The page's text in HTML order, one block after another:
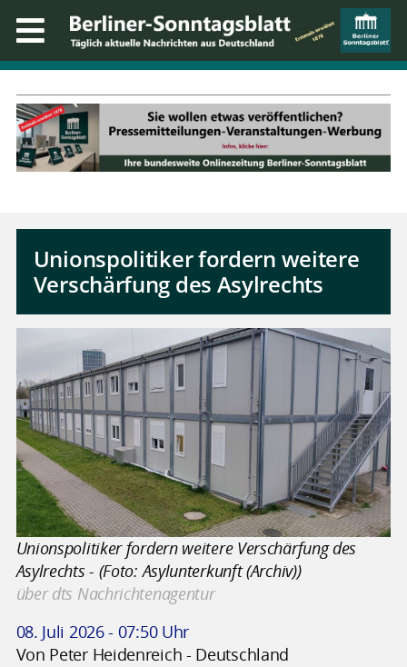
Unionspolitiker fordern weitere
Verschärfung des Asylrechts
Unionspolitiker fordern weitere Verschärfung des
Asylrechts - (Foto: Asylunterkunft (Archiv))
über dts Nachrichtenagentur
08. Juli 2026 - 07:50 Uhr
Von Peter Heidenreich - Deutschland